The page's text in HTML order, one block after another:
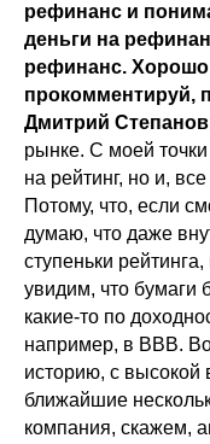
рефинанс и
деньги на
рефинанс.
прокомментируй,
Дмитрий Степанов
рынке. С моей
на рейтинг, но и,
Потому, что, если
думаю, что даже
ступеньки
увидим, что бумаги
какие-то по
например, в ВВВ.
историю, с высокой
ближайшие
компания, скажем,